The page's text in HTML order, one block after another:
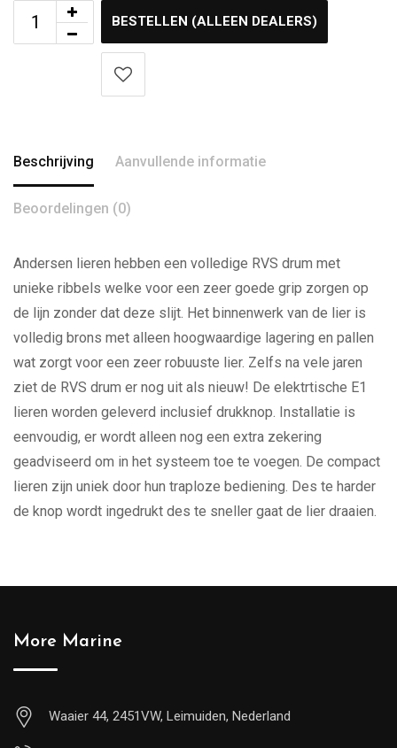
BESTELLEN (ALLEEN DEALERS)
Beschrijving Aanvullende informatie
Beoordelingen (0)
Andersen lieren hebben een volledige RVS drum met
unieke ribbels welke voor een zeer goede grip zorgen op
de lijn zonder dat deze slijt. Het binnenwerk van de lier is
volledig brons met alleen hoogwaardige lagering en pallen
wat zorgt voor een zeer robuuste lier. Zelfs na vele jaren
ziet de RVS drum er nog uit als nieuw! De elektrtische E1
lieren worden geleverd inclusief drukknop. Installatie is
eenvoudig, er wordt alleen nog een extra zekering
geadviseerd om in het systeem toe te voegen. De compact
lieren zijn uniek door hun traploze bediening. Des te harder
de knop wordt ingedrukt des te sneller gaat de lier draaien.
More Marine
Waaier 44, 2451VW, Leimuiden, Nederland